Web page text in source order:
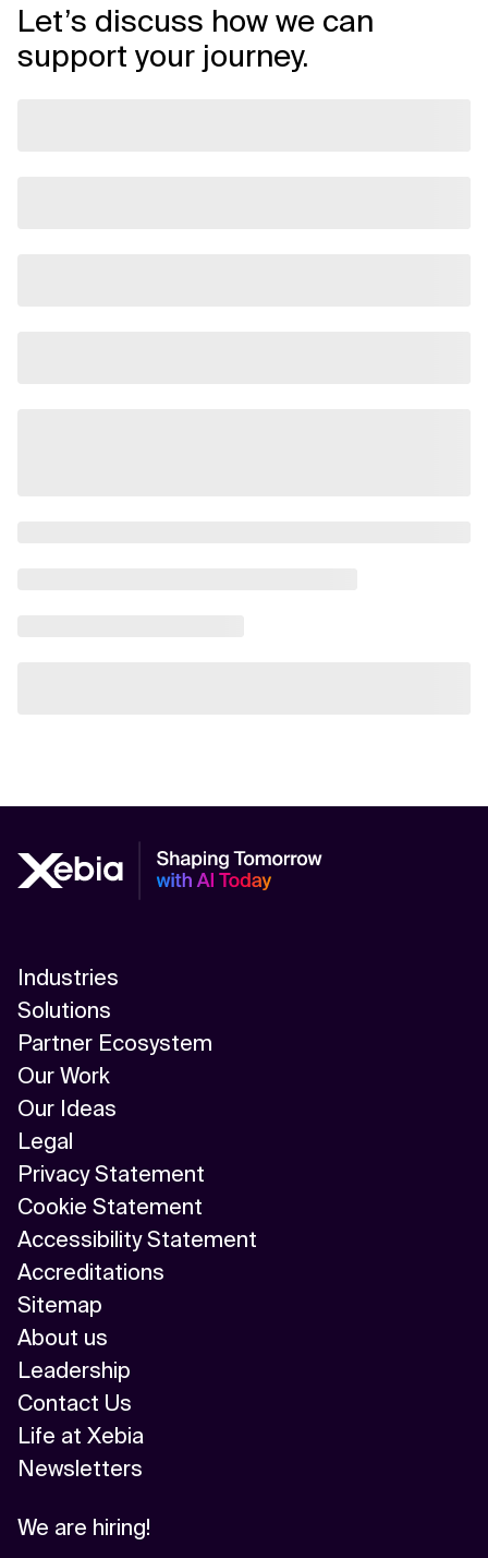
Let’s discuss how we can
support your journey.
Industries
Solutions
Partner Ecosystem
Our Work
Our Ideas
Legal
Privacy Statement
Cookie Statement
Accessibility Statement
Accreditations
Sitemap
About us
Leadership
Contact Us
Life at Xebia
Newsletters
We are hiring!